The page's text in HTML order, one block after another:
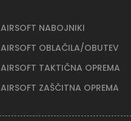
AIRSOFT NABOJNIKI
AIRSOFT OBLAČILA/OBUTEV
AIRSOFT TAKTIČNA OPREMA
AIRSOFT ZAŠČITNA OPREMA